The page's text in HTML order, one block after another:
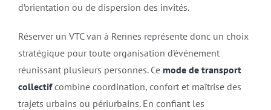
d’orientation ou de dispersion des invités.
Réserver un VTC van à Rennes représente donc un choix
stratégique pour toute organisation d’événement
réunissant plusieurs personnes. Ce mode de transport
collectifcombine coordination, confort et maîtrise des
trajets urbains ou périurbains. En confiant les